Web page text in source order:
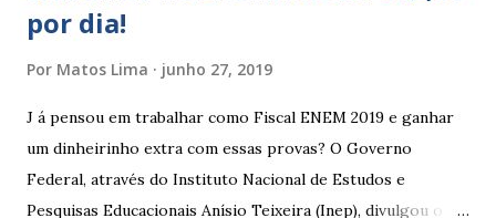
por dia!
Por Matos Lima junho 27, 2019
J á pensou em trabalhar como Fiscal ENEM 2019 e ganhar
um dinheirinho extra com essas provas? O Governo
Federal, através do Instituto Nacional de Estudos e
Pesquisas Educacionais Anísio Teixeira (Inep), divulgou o